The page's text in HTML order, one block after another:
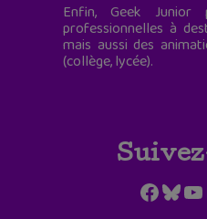
Enfin, Geek Junior
professionnelles à
mais aussi des
(collège, lycée).